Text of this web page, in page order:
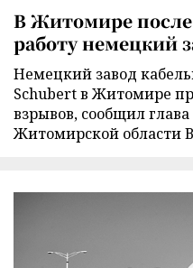
В Житомире
работу немецкий
Немецкий завод
Schubert в Житомире
взрывов, сообщил
Житомирской области